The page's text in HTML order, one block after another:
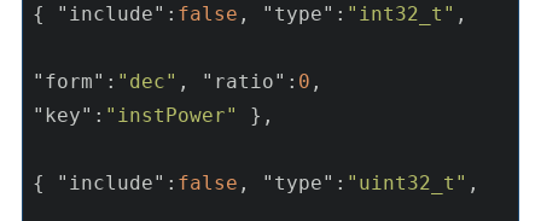
{ "include" : false , "type" : "int32_t" ,
"form" : "dec" , "ratio" : 0
"key" : "instPower" },
{ "include" : false , "type" : "uint32_t" ,